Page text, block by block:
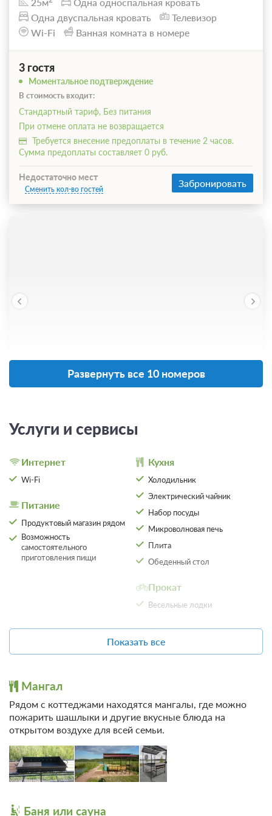
25м
Одна односпальная кровать
Одна двуспальная кровать
Телевизор
Wi-Fi
Ванная комната в номере
3 гостя
Моментальное подтверждение
В стоимость входит:
Стандартный тариф, Без питания
При отмене оплата не возвращается
Требуется внесение предоплаты в течение 2 часов.
Сумма предоплаты составляет 0 руб.
Недостаточно мест
Сменить кол-во гостей
Забронировать
Номер студио №3 находится по адресу: г. Сортавала, ул.
25м
Одна двуспальная кровать
Телевизор
Ванная комната в номере
2 гостя
Моментальное подтверждение
В стоимость входит:
При отмене оплата не возвращается
Требуется внесение предоплаты в течение 2 часов.
Сумма предоплаты составляет 0 руб.
Развернуть все 10 номеров
Услуги и сервисы
Интернет
Wi-Fi
Питание
Продуктовый магазин рядом
Возможность
самостоятельного
приготовления пищи
Кухня
Холодильник
Электрический чайник
Набор посуды
Микроволновая печь
Плита
Обеденный стол
Прокат
Весельные лодки
Другое
Не допускается размещение
с домашними животными
Показать все
Мангал
Рядом с коттеджами находятся мангалы, где можно
пожарить шашлыки и другие вкусные блюда на
открытом воздухе для всей семьи.
Баня или сауна